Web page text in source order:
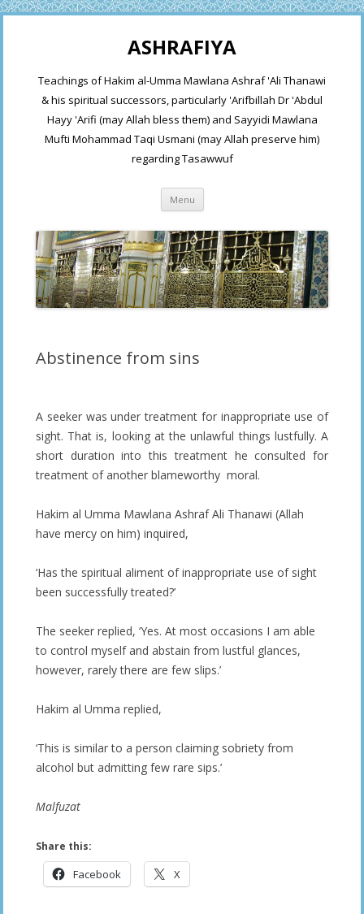
ASHRAFIYA
Teachings of Hakim al-Umma Mawlana Ashraf 'Ali Thanawi
& his spiritual successors, particularly 'Arifbillah Dr 'Abdul
Hayy 'Arifi (may Allah bless them) and Sayyidi Mawlana
Mufti Mohammad Taqi Usmani (may Allah preserve him)
regarding Tasawwuf
Menu Skip
content
Abstinence from sins
A seeker was under treatment for inappropriate use of
sight. That is, looking at the unlawful things lustfully. A
short duration into this treatment he consulted for
treatment of another blameworthy moral.
Hakim al Umma Mawlana Ashraf Ali Thanawi (Allah
have mercy on him) inquired,
‘Has the spiritual aliment of inappropriate use of sight
been successfully treated?’
The seeker replied, ‘Yes. At most occasions I am able
to control myself and abstain from lustful glances,
however, rarely there are few slips.’
Hakim al Umma replied,
‘This is similar to a person claiming sobriety from
alcohol but admitting few rare sips.’
Malfuzat
Share this:
Facebook X